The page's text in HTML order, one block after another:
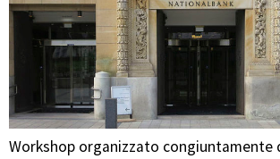
Workshop organizzato congiuntamente